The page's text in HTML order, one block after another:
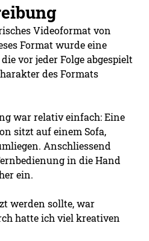
Videoformat von
Format wurde eine
vor jeder Folge abgespielt
des Formats
war relativ einfach: Eine
sitzt auf einem Sofa,
Anschliessend
in die Hand
ein.
werden sollte, war
hatte ich viel kreativen